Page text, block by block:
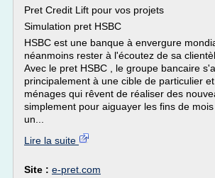
Pret Credit Lift pour vos projets
Simulation pret HSBC
HSBC est une banque à envergure
néanmoins rester à l'écoutez de sa
Avec le pret HSBC , le groupe bancaire
principalement à une cible de particulier
ménages qui rêvent de réaliser des
simplement pour aiguayer les fins de
un...
Lire la suite
Site : e-pret.com